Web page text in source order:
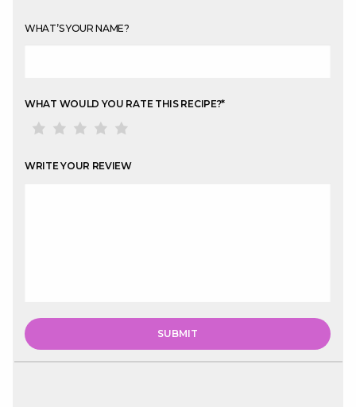
WHAT’S YOUR NAME?
WHAT WOULD YOU RATE THIS RECIPE?*
WRITE YOUR REVIEW